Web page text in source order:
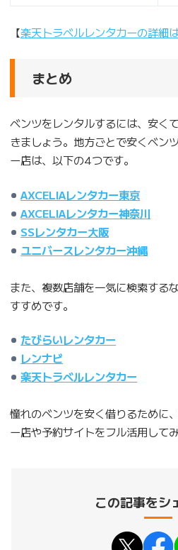
【楽天トラベルレンタカーの詳細
まとめ
ベンツをレンタルするには、安く
きましょう。地方ごとで安くベン
ー店は、以下の4つです。
AXCELIAレンタカー東京
AXCELIAレンタカー神奈川
SSレンタカー大阪
ユニバースレンタカー沖縄
また、複数店舗を一気に検索する
すすめです。
たびらいレンタカー
レンナビ
楽天トラベルレンタカー
憧れのベンツを安く借りるために
ー店や予約サイトをフル活用して
この記事をシ